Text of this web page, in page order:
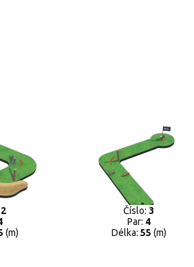
2
(m)
Číslo: 3
Par: 4
Délka: 55 (m)